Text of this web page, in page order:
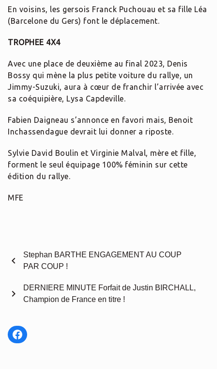
En voisins, les gersois Franck Puchouau et sa fille Léa
(Barcelone du Gers) font le déplacement.
TROPHEE 4X4
Avec une place de deuxième au final 2023, Denis
Bossy qui mène la plus petite voiture du rallye, un
Jimmy-Suzuki, aura à cœur de franchir l’arrivée avec
sa coéquipière, Lysa Capdeville.
Fabien Daigneau s’annonce en favori mais, Benoit
Inchassendague devrait lui donner a riposte.
Sylvie David Boulin et Virginie Malval, mère et fille,
forment le seul équipage 100% féminin sur cette
édition du rallye.
MFE
chevron_left
Stephan BARTHE ENGAGEMENT AU COUP
PAR COUP !
DERNIERE MINUTE Forfait de Justin BIRCHALL,
Champion de France en titre !
chevron_right
Facebook